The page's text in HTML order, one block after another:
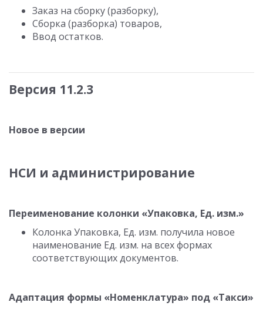
Заказ на сборку (разборку),
Сборка (разборка) товаров,
Ввод остатков.
Версия 11.2.3
Новое в версии
НСИ и администрирование
Переименование колонки «Упаковка, Ед. изм.»
Колонка Упаковка, Ед. изм. получила новое
наименование Ед. изм. на всех формах
соответствующих документов.
Адаптация формы «Номенклатура» под «Такси»